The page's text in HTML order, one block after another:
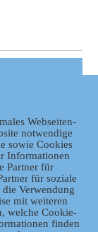
Webseiten-
notwendige
sowie Cookies
Informationen
Partner für
für soziale
Verwendung
mit weiteren
welche Cookie-
finden